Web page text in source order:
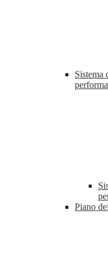
Sistema
Piano